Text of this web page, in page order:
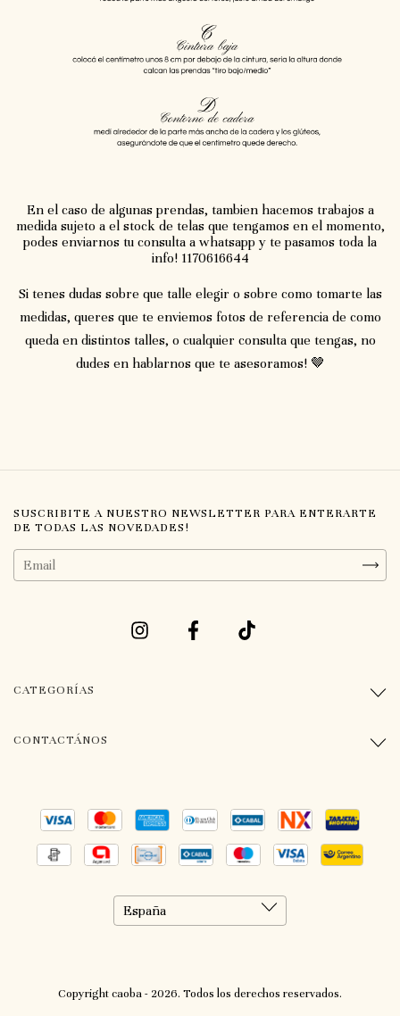
En el caso de algunas prendas, tambien hacemos trabajos a
medida sujeto a el stock de telas que tengamos en el momento,
podes enviarnos tu consulta a whatsapp y te pasamos toda la
info! 1170616644
Si tenes dudas sobre que talle elegir o sobre como tomarte las
medidas, queres que te enviemos fotos de referencia de como
queda en distintos talles, o cualquier consulta que tengas, no
dudes en hablarnos que te asesoramos! 🤎
SUSCRIBITE A NUESTRO NEWSLETTER PARA ENTERARTE
DE TODAS LAS NOVEDADES!
CATEGORÍAS
CONTACTÁNOS
Copyright caoba - 2026. Todos los derechos reservados.